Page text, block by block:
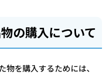
の購入について
を購入するためには、